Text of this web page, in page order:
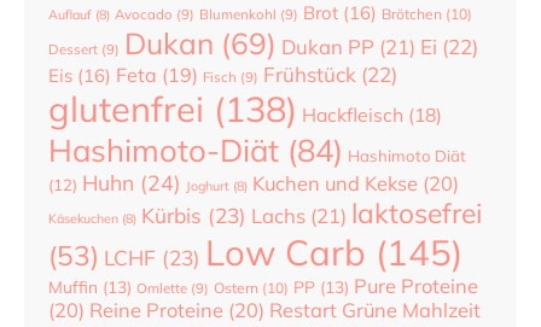
Auflauf (8) Avocado (9) Blumenkohl (9) Brot (16) Brötchen (10)
Dessert (9) Dukan (69) Dukan PP (21) Ei (22)
Eis (16) Feta (19) Fisch (9) Frühstück (22)
glutenfrei (138) Hackfleisch (18)
Hashimoto-Diät (84) Hashimoto Diät
(12) Huhn (24) Joghurt (8) Kuchen und Kekse (20)
Käsekuchen (8) Kürbis (23) Lachs (21) laktosefrei
(53) LCHF (23) Low Carb (145)
Muffin (13) Omlette (9) Ostern (10) PP (13) Pure Proteine
(20) Reine Proteine (20) Restart Grüne Mahlzeit